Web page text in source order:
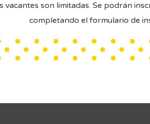
vacantes son limitadas. Se podrán
completando el formulario de